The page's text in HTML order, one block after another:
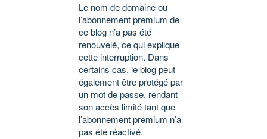
Le nom de domaine ou
l’abonnement premium de
ce blog n’a pas été
renouvelé, ce qui explique
cette interruption. Dans
certains cas, le blog peut
également être protégé par
un mot de passe, rendant
son accès limité tant que
l’abonnement premium n’a
pas été réactivé.